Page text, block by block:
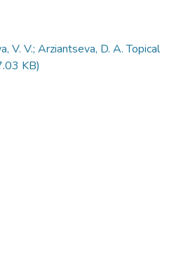
V. V.; Arziantseva, D. A. Topical
KB)